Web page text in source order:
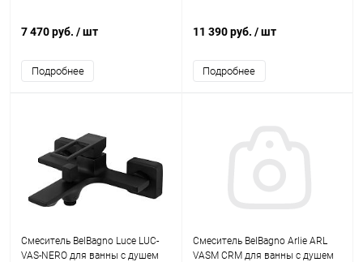
7 470 руб. / шт
Подробнее
11 390 руб. / шт
Подробнее
Смеситель BelBagno Luce LUC-
VAS-NERO для ванны с душем
Смеситель BelBagno Arlie ARL
VASM CRM для ванны с душем